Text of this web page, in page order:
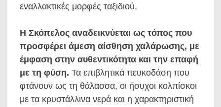
εναλλακτικές μορφές ταξιδιού.
Η Σκόπελος αναδεικνύεται ως τόπος που
προσφέρει άμεση αίσθηση χαλάρωσης, με
έμφαση στην αυθεντικότητα και την επαφή
με τη φύση. Τα επιβλητικά πευκοδάση που
φτάνουν ως τη θάλασσα, οι ήσυχοι κολπίσκοι
με τα κρυστάλλινα νερά και η χαρακτηριστική